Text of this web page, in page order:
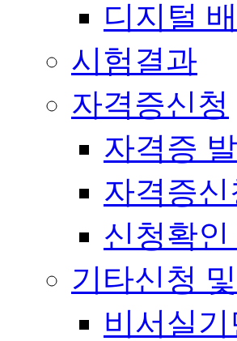
디지털
시험결과
자격증신청
자격증
자격증신
신청확
기타신청
비서실